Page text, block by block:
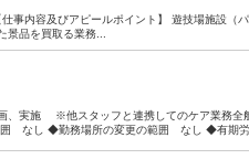
事内容及びアピールポイント】 遊技場施設（
品を買取る業務...
、実施 ※他スタッフと連携してのケア業務
なし ◆勤務場所の変更の範囲 なし ◆有期労